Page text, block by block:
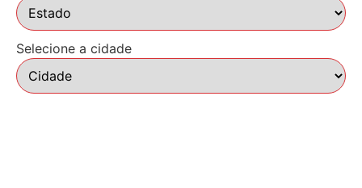
Selecione a cidade